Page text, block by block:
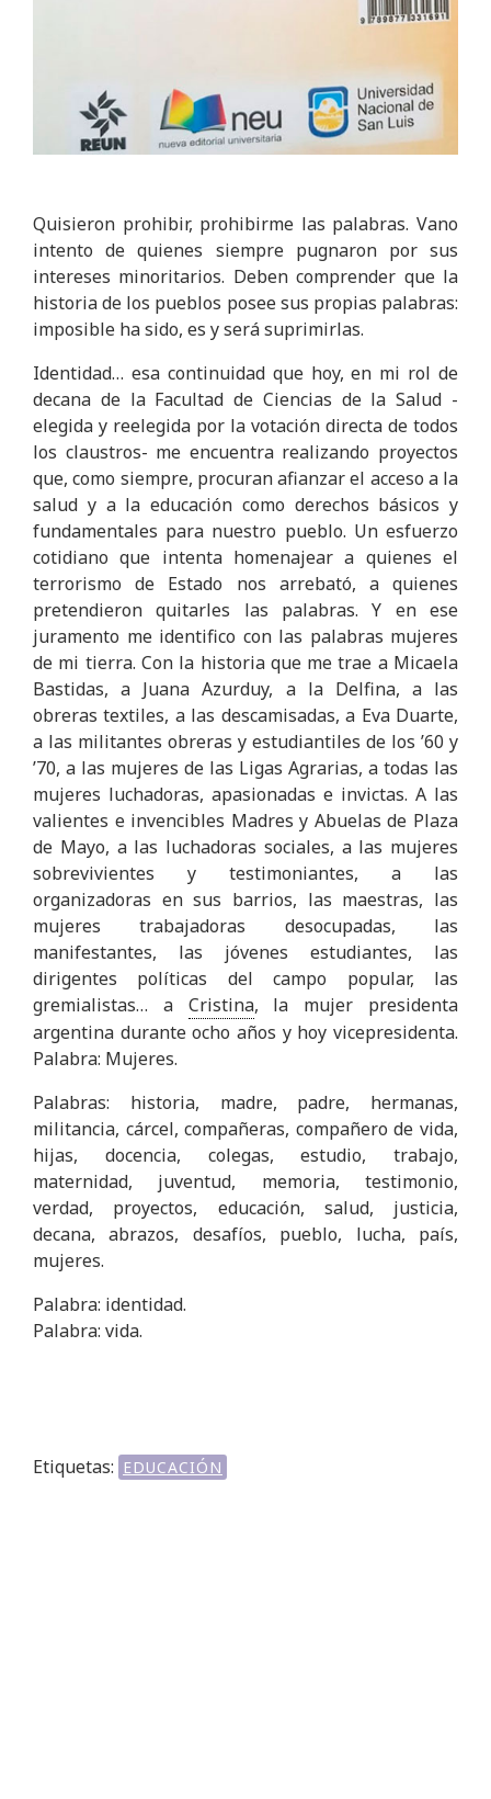
Quisieron prohibir, prohibirme las palabras. Vano
intento de quienes siempre pugnaron por sus
intereses minoritarios. Deben comprender que la
historia de los pueblos posee sus propias palabras:
imposible ha sido, es y será suprimirlas.
Identidad… esa continuidad que hoy, en mi rol de
decana de la Facultad de Ciencias de la Salud -
elegida y reelegida por la votación directa de todos
los claustros- me encuentra realizando proyectos
que, como siempre, procuran afianzar el acceso a la
salud y a la educación como derechos básicos y
fundamentales para nuestro pueblo. Un esfuerzo
cotidiano que intenta homenajear a quienes el
terrorismo de Estado nos arrebató, a quienes
pretendieron quitarles las palabras. Y en ese
juramento me identifico con las palabras mujeres
de mi tierra. Con la historia que me trae a Micaela
Bastidas, a Juana Azurduy, a la Delfina, a las
obreras textiles, a las descamisadas, a Eva Duarte,
a las militantes obreras y estudiantiles de los ’60 y
’70, a las mujeres de las Ligas Agrarias, a todas las
mujeres luchadoras, apasionadas e invictas. A las
valientes e invencibles Madres y Abuelas de Plaza
de Mayo, a las luchadoras sociales, a las mujeres
sobrevivientes y testimoniantes, a las
organizadoras en sus barrios, las maestras, las
mujeres trabajadoras desocupadas, las
manifestantes, las jóvenes estudiantes, las
dirigentes políticas del campo popular, las
gremialistas… a Cristina, la mujer presidenta
argentina durante ocho años y hoy vicepresidenta.
Palabra: Mujeres.
Palabras: historia, madre, padre, hermanas,
militancia, cárcel, compañeras, compañero de vida,
hijas, docencia, colegas, estudio, trabajo,
maternidad, juventud, memoria, testimonio,
verdad, proyectos, educación, salud, justicia,
decana, abrazos, desafíos, pueblo, lucha, país,
mujeres.
Palabra: identidad.
Palabra: vida.
Etiquetas: EDUCACIÓN